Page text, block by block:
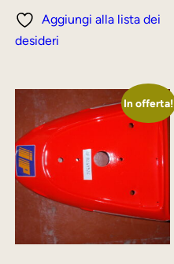
950,00 €.750,00 €.
Aggiungi alla lista dei
desideri
In offerta!